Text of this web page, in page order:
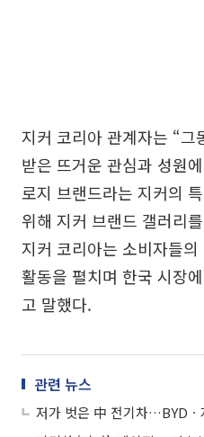
지커 코리아 관계자는 “그
받은 뜨거운 관심과 성원
로지 브랜드라는 지커의
위해 지커 브랜드 갤러리
지커 코리아는 소비자들
활동을 펼치며 한국 시장
고 말했다.
관련 뉴스
저가 벗은 中 전기차…BYDㆍ